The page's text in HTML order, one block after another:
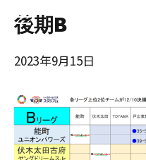
後期B
2023年9月15日